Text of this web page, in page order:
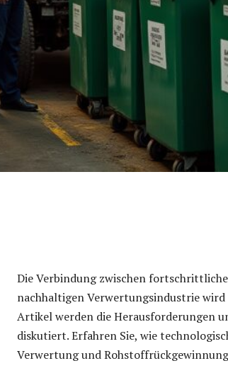
Die Verbindung zwischen
nachhaltigen Verwertungsindustrie
Artikel werden die Herausforderungen
diskutiert. Erfahren Sie, wie
Verwertung und